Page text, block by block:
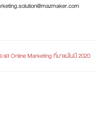
แส Online Marketing ที่มาแน่ในปี 2020